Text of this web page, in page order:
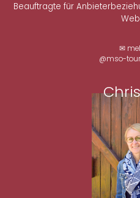
Beauftragte für
✉
@mso-